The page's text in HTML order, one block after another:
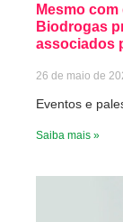
Mesmo
Biodrogas
associados
26 de maio de
Eventos e
Saiba mais »